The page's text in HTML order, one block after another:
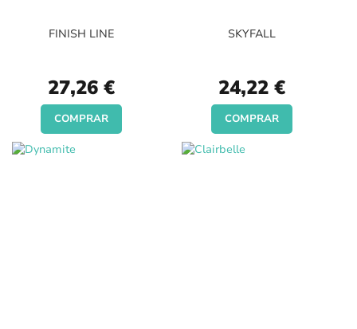
FINISH LINE
27,26 €
COMPRAR
SKYFALL
24,22 €
COMPRAR